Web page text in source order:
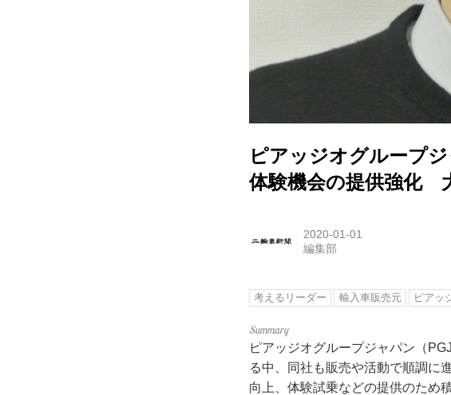
ピアッジオグループ
体験機会の提供強化
2020-01-01
編集部
考えるリーダー 輸入車販売元 ピアッ
ピアッジオグループジャパン（
る中、同社も販売や活動で順調に
向上、体験試乗などの提供のため